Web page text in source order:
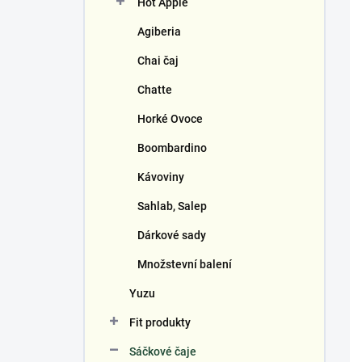
Agiberia
Chai čaj
Chatte
Horké Ovoce
Boombardino
Kávoviny
Sahlab, Salep
Dárkové sady
Množstevní balení
Yuzu
Fit produkty
Sáčkové čaje